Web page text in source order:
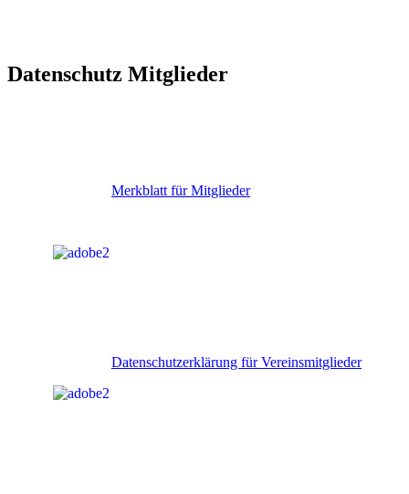
Datenschutz Mitglieder
Merkblatt für Mitglieder
Datenschutzerklärung für Vereinsmitglieder